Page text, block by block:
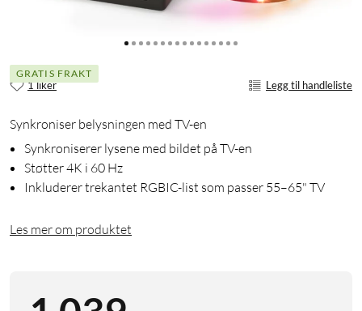
GRATIS FRAKT
1 liker Legg til handleliste
Synkroniser belysningen med TV-en
Synkroniserer lysene med bildet på TV-en
Støtter 4K i 60 Hz
Inkluderer trekantet RGBIC-list som passer 55–65" TV
Les mer om produktet